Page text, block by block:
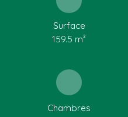
Surface
159.5 m²
Chambres